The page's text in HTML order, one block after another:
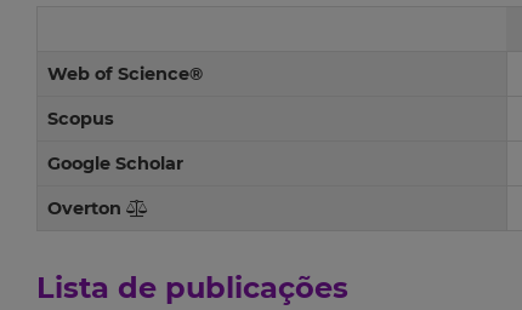
Web of Science®
Scopus
Google Scholar
Overton
Lista de publicações